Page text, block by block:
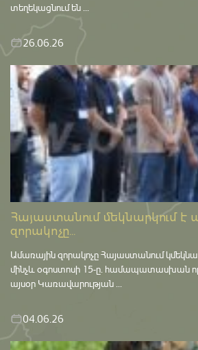
տեղեկացնում են ...
26.06.26
Հայաստանում մեկնարկում է
զորակոչը...
Ամառային զորակոչը Հայաստանում
մինչև օգոստոսի 15-ը․ համապատասխան
այսօր Կառավարության ...
04.06.26